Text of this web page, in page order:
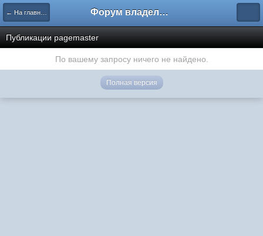
← На главную Форум владельцев интернет-магазинов
Публикации pagemaster
По вашему запросу ничего не найдено.
Полная версия